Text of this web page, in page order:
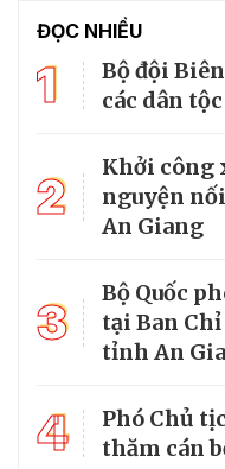
ĐỌC NHIỀU
1
Bộ đội
các dân
2
Khởi công
nguyện
An Giang
3
Bộ Quốc
tại Ban
tỉnh An
4
Phó Chủ
thăm cán